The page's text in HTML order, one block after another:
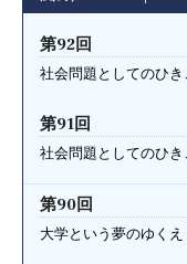
第92回
社会問題としてのひき
第91回
社会問題としてのひき
第90回
大学という夢のゆくえ